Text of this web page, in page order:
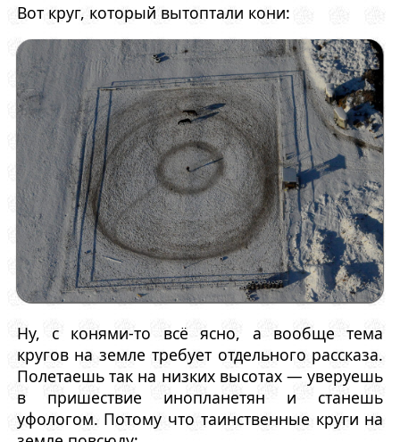
Вот круг, который вытоптали кони:
Ну, с конями-то всё ясно, а вообще тема
кругов на земле требует отдельного рассказа.
Полетаешь так на низких высотах — уверуешь
в пришествие инопланетян и станешь
уфологом. Потому что таинственные круги на